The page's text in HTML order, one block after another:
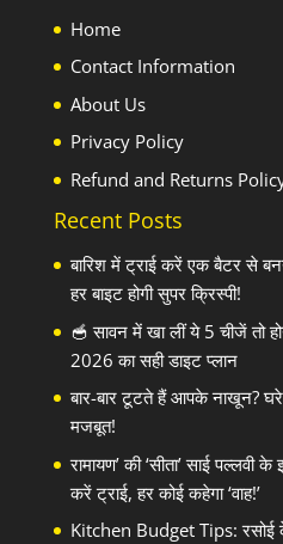
Home
Contact Information
About Us
Privacy Policy
Refund and Returns
Recent Posts
बारिश में ट्राई करें एक बैटर से
हर बाइट होगी सुपर क्रिस्पी!
🥣 सावन में खा लीं ये 5 चीजें तो
2026 का सही डाइट प्लान
बार-बार टूटते हैं आपके नाखून?
मजबूत!
रामायण’ की ‘सीता’ साई
करें ट्राई, हर कोई कहेगा ‘वाह!’
Kitchen Budget Tips: रसोई